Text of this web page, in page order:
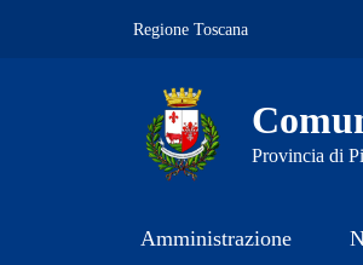
Regione Toscana
Provincia di
Amministrazione